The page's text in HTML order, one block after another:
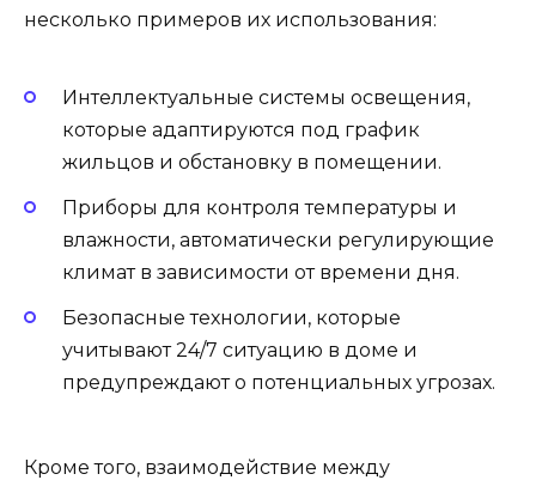
несколько примеров их использования:
Интеллектуальные системы освещения,
которые адаптируются под график
жильцов и обстановку в помещении.
Приборы для контроля температуры и
влажности, автоматически регулирующие
климат в зависимости от времени дня.
Безопасные технологии, которые
учитывают 24/7 ситуацию в доме и
предупреждают о потенциальных угрозах.
Кроме того, взаимодействие между